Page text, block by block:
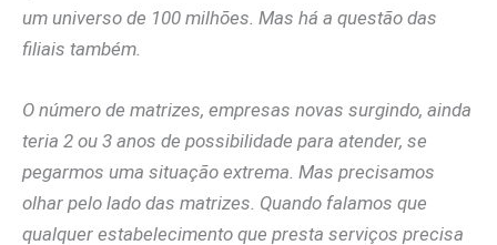
um universo de 100 milhões. Mas há a questão das
filiais também.
O número de matrizes, empresas novas surgindo, ainda
teria 2 ou 3 anos de possibilidade para atender, se
pegarmos uma situação extrema. Mas precisamos
olhar pelo lado das matrizes. Quando falamos que
qualquer estabelecimento que presta serviços precisa